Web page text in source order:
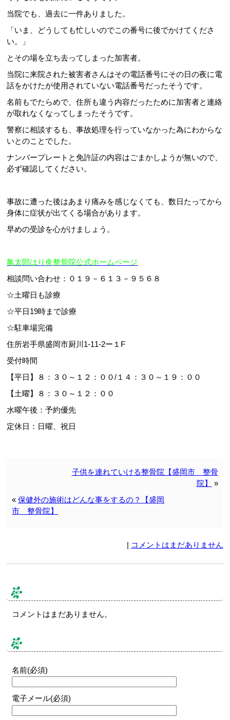
当院でも、過去に一件ありました。
「いま、どうしても忙しいのでこの番号に後でかけてくださ
い。」
とその場を立ち去ってしまった加害者。
当院に来院された被害者さんはその電話番号にその日の夜に電
話をかけたが使用されていない電話番号だったそうです。
名前もでたらめで、住所も違う内容だったために加害者と連絡
が取れなくなってしまったそうです。
警察に相談するも、事故処理を行っていなかった為にわからな
いとのことでした。
ナンバープレートと免許証の内容はごまかしようが無いので、
必ず確認してください。
事故に遭った後はあまり痛みを感じなくても、数日たってから
身体に症状が出てくる場合があります。
早めの受診を心がけましょう。
亀太郎はり灸整骨院公式ホームページ
相談問い合わせ：０１９－６１３－９５６８
☆土曜日も診療
☆平日19時まで診療
☆駐車場完備
住所岩手県盛岡市厨川1-11-2ー１F
受付時間
【平日】８：３０～１２：００/１４：３０～１９：００
【土曜】８：３０～１２：００
水曜午後：予約優先
定休日：日曜、祝日
子供を連れていける整骨院【盛岡市 整骨
院】
»
«保健外の施術はどんな事をするの？【盛岡
市 整骨院】
| コメントはまだありません
コメント & トラックバック
コメントはまだありません。
コメントする
名前(必須)
電子メール(必須)